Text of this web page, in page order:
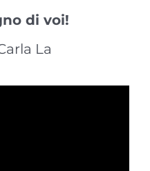
di voi!
La